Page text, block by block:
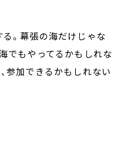
。幕張の海だけじゃな
でもやってるかもしれな
参加できるかもしれない